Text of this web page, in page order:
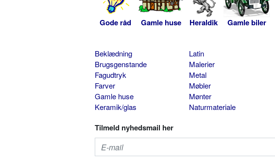
Gode råd Gamle huse Heraldik Gamle biler
Beklædning
Brugsgenstande
Fagudtryk
Farver
Gamle huse
Keramik/glas
Latin
Malerier
Metal
Møbler
Mønter
Naturmateriale
Tilmeld nyhedsmail her